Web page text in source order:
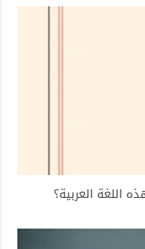
اللغة العربية؟